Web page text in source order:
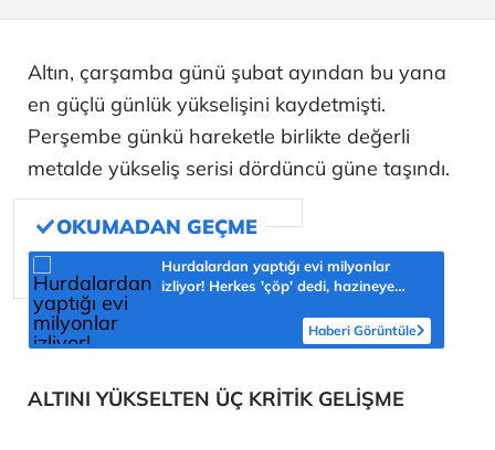
Altın, çarşamba günü şubat ayından bu yana
en güçlü günlük yükselişini kaydetmişti.
Perşembe günkü hareketle birlikte değerli
metalde yükseliş serisi dördüncü güne taşındı.
Hurdalardan yaptığı evi milyonlar
izliyor! Herkes 'çöp' dedi, hazineye
Haberi Görüntüle
ALTINI YÜKSELTEN ÜÇ KRİTİK GELİŞME